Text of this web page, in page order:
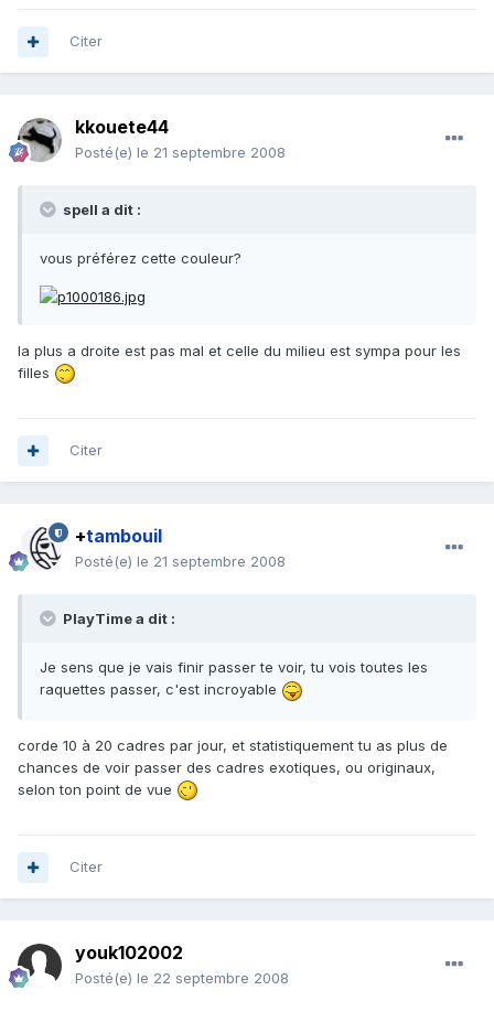
Citer
kkouete44
Posté(e) le 21 septembre 2008
spell a dit :
vous préférez cette couleur?
la plus a droite est pas mal et celle du milieu est sympa pour les
filles
Citer
+tambouil
Posté(e) le 21 septembre 2008
PlayTime a dit :
Je sens que je vais finir passer te voir, tu vois toutes les
raquettes passer, c'est incroyable
corde 10 à 20 cadres par jour, et statistiquement tu as plus de
chances de voir passer des cadres exotiques, ou originaux,
selon ton point de vue
Citer
youk102002
Posté(e) le 22 septembre 2008